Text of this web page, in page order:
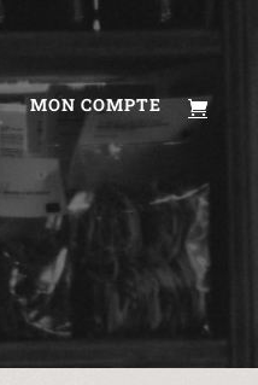
MON COMPTE